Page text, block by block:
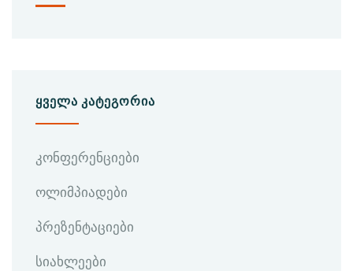
ᲧᲕᲔᲚᲐ ᲙᲐᲢᲔᲒᲝᲠᲘᲐ
კონფერენციები
ოლიმპიადები
პრეზენტაციები
სიახლეები